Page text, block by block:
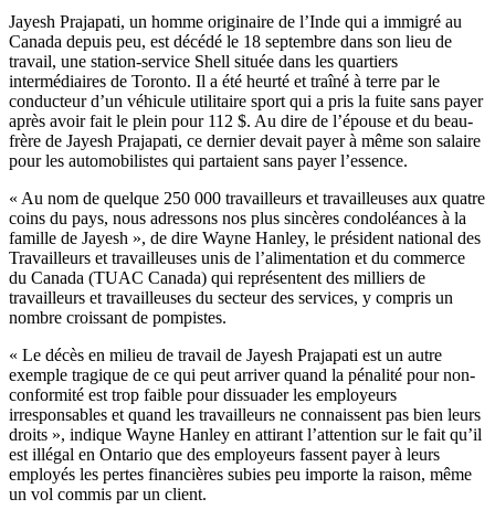
Jayesh Prajapati, un homme originaire de l’Inde qui a immigré au
Canada depuis peu, est décédé le 18 septembre dans son lieu de
travail, une station-service Shell située dans les quartiers
intermédiaires de Toronto. Il a été heurté et traîné à terre par le
conducteur d’un véhicule utilitaire sport qui a pris la fuite sans payer
après avoirfait le plein pour 112 $. Au dire de l’épouse et du beau-
frère de Jayesh Prajapati, ce dernierdevait payerà même son salaire
pour les automobilistes qui partaient sans payerl’essence.
« Au nom de quelque 250 000 travailleurs et travailleuses aux quatre
coins du pays, nous adressons nos plus sincères condoléances à la
famille de Jayesh », de dire Wayne Hanley, le président national des
Travailleurs et travailleuses unis de l’alimentation et du commerce
du Canada (TUAC Canada) qui représentent des milliers de
travailleurs et travailleuses du secteurdes services, y compris un
nombre croissant de pompistes.
« Le décès en milieu de travail de Jayesh Prajapati est un autre
exemple tragique de ce qui peut arriverquand la pénalité pournon-
conformité est trop faible pourdissuaderles employeurs
irresponsables et quand les travailleurs ne connaissent pas bien leurs
droits », indique Wayne Hanley en attirant l’attention surle fait qu’il
est illégal en Ontario que des employeurs fassent payerà leurs
employés les pertes financières subies peu importe la raison, même
un vol commis par un client.